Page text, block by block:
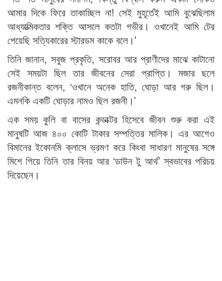
আমার দিকে ফিরে তাকাচ্ছিল না! সেই মুহূর্তেই আমি বুঝেছিলাম
আধ্যাত্মিকতার শক্তি আসলে কতটা গভীর। ওখানেই আমি টের
পেয়েছি সত্যিকারের স্টারডম কাকে বলে।’
তিনি জানান, সবুজ প্রকৃতি, সরোবর আর প্রাণীদের মাঝে কাটানো
সেই সময়টা ছিল তার জীবনের সেরা প্রাপ্তি। মজার ছলে
রজনীকান্ত বলেন, ‘ওখানে অনেক হাতি, ঘোড়া আর গরু ছিল।
এমনকি একটি ঘোড়ার নামও ছিল রজনী।’
এক সময় কুলি বা বাসের কন্ডাক্টর হিসেবে জীবন শুরু করা এই
মানুষটি আজ ৪০০ কোটি টাকার সম্পত্তির মালিক। এর আগেও
বিমানের ইকোনমি ক্লাসে ভ্রমণ করে কিংবা সাধারণ মানুষের সঙ্গে
মিশে গিয়ে তিনি তার বিনয় আর ‘ডাউন টু আর্থ’ স্বভাবের পরিচয়
দিয়েছেন।